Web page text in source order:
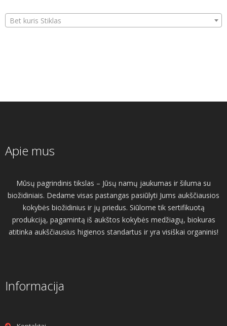
Bet kuris Stiklas
Apie mus
Mūsų pagrindinis tikslas – Jūsų namų jaukumas ir šiluma su
biožidiniais. Dedame visas pastangas pasiūlyti Jums aukščiausios
kokybės biožidinius ir jų priedus. Siūlome tik sertifikuotą
produkciją, pagamintą iš aukštos kokybės medžiagų, biokuras
atitinka aukščiausius higienos standartus ir yra visiškai organinis!
Informacija